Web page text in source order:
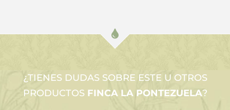
¿TIENES DUDAS SOBRE ESTE U OTROS
PRODUCTOS FINCA LA PONTEZUELA?